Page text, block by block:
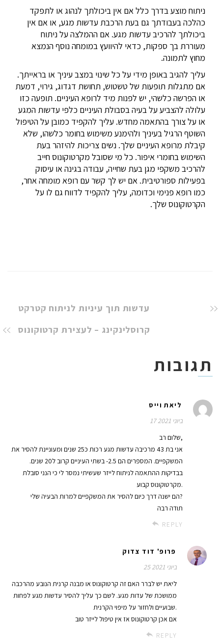
ניתוח מוצע בדרך כלל אם אין ביכולתך לנהוג או לתפקד
כהלכה בעבודתך גם בעת הרכבת עדשות מגע, או אם אין
ביכולתך להרכיב עדשות מגע. אם ההמלצה על ניתוח
מעוררת בך ספקות, כדאי להיוועץ במומחה נוסף הנמצא
מחוץ לתמונה.
עליך להגיב באופן מידי על כל שינוי במצב עיניך או בראייתך.
אם מתגלות תופעות של טשטוש, תחושת דגדוג, גירוי, דמעת
או הפרשה כלשהי, יש לפנות מיד לרופא העיניים. תופעה כזו
עלולה להצביע על בעיה בסבולת העיניים כלפי עדשות המגע
או על צורך בהתאמה מחדש. עליך להקפיד כמובן על הטיפול
השוטף הרגיל בעיניך ולהימנע משימוש בחומר כלשהו, שלא
קיבלת מרופא העיניים שלך. נשים צריכות להיזהר בעת
השימוש בחומרי איפור. כל מי שסובל מקרטוקונוס חייב
להרכיב משקפי מגן בעת שחייה, עבודה בגינה או עיסוק
בפעילות ספורטיבית. אם יש לך קשר עם רופא מומחה אחר,
כמו רופא פנימי וכדומה, עליך להקפיד לדווח גם לו על
הקרטוקונוס שלך.
עדשות תוך עיניות לניתוח קטרקט
קרוסלינקינג – לעצירת קרטוקונוס
תגובות
ליאת וייס
17 ביוני 2021
שלום רב,
אני בת 43 מרכיבה עדשות מגע רכות כ25 שנים ומעוניינת להסיר את
המשקפיים. המספרים הם 2.5- בשתי העיניים קרוב ל20 שנים.
בבדיקות ההתאמה לניתוח לייזר שעשיתי נמסר לי כי הנני סובלת
מקרטוקונוס קבוע.
הם ישנה דרך כיום להסיר את המשקפיים למרות הבעיה שלי?
תודה רבה
REPLY
פרופ' דוד צדוק
25 ביוני 2021
ליאת יש לברר האם זה קרטוקונוס או מבנה קרנית הנובע מהרכבה
ממושכת של עדות מגע. לשם כך עליך להסיר עדשות מגע לפחות
שבועיים ולחזור על מיפוי הקרנית.
אם אכן קרטוקונוס אז אין טיפול לייזר טוב
REPLY